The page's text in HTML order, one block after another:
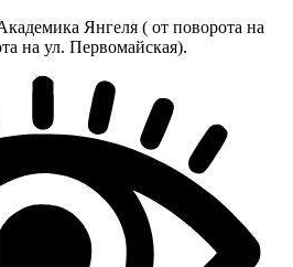
Янгеля ( от поворота на
на ул. Первомайская).